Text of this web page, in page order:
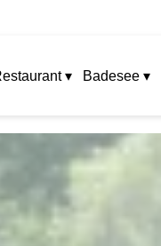
▾ Badesee ▾